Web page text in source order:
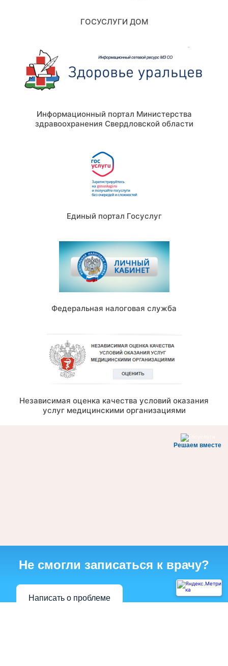
ГОСУСЛУГИ ДОМ
Информационный портал Министерства
здравоохранения Свердловской области
Единый портал Госуслуг
Федеральная налоговая служба
Независимая оценка качества условий оказания
услуг медицинскими организациями
Решаем вместе
Не смогли записаться к врачу?
Написать о проблеме